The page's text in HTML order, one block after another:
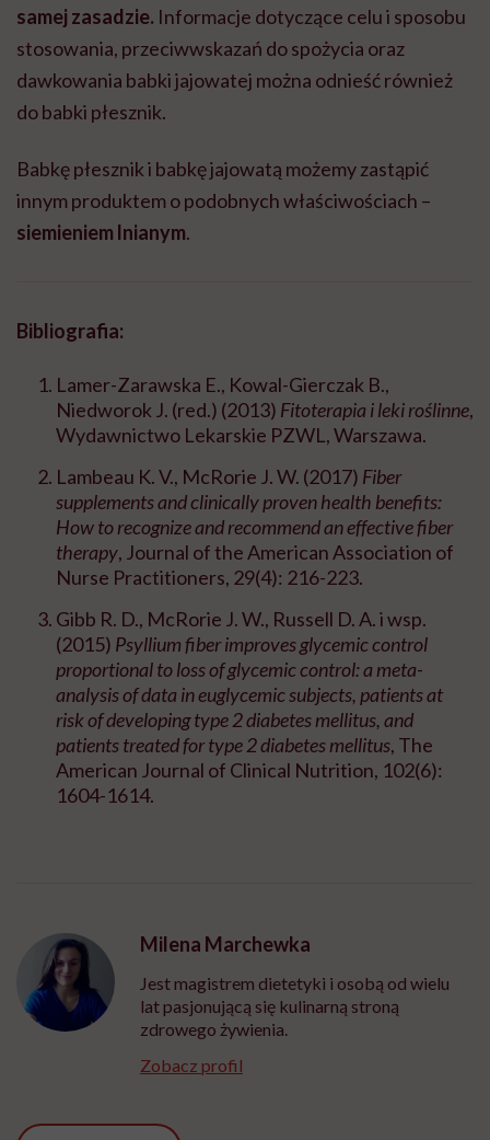
samej zasadzie. Informacje dotyczące celu i sposobu
stosowania, przeciwwskazań do spożycia oraz
dawkowania babki jajowatej można odnieść również
do babki płesznik.
Babkę płesznik i babkę jajowatą możemy zastąpić
innym produktem o podobnych właściwościach –
siemieniem lnianym.
Bibliografia:
Lamer-Zarawska E., Kowal-Gierczak B.,
Niedworok J. (red.) (2013) Fitoterapia i leki roślinne,
Wydawnictwo Lekarskie PZWL, Warszawa.
Lambeau K. V., McRorie J. W. (2017) Fiber
supplements and clinically proven health benefits:
How to recognize and recommend an effective fiber
therapy, Journal of the American Association of
Nurse Practitioners, 29(4): 216-223.
Gibb R. D., McRorie J. W., Russell D. A. i wsp.
(2015) Psyllium fiber improves glycemic control
proportional to loss of glycemic control: a meta-
analysis of data in euglycemic subjects, patients at
risk of developing type 2 diabetes mellitus, and
patients treated for type 2 diabetes mellitus, The
American Journal of Clinical Nutrition, 102(6):
1604-1614.
Milena Marchewka
Jest magistrem dietetyki i osobą od wielu
lat pasjonującą się kulinarną stroną
zdrowego żywienia.
Zobacz profil